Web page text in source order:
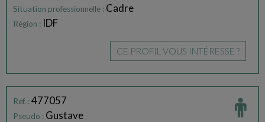
Situation professionnelle : Cadre
Région : IDF
CE PROFIL VOUS INTÉRESSE ?
Réf. :477057
Pseudo : Gustave